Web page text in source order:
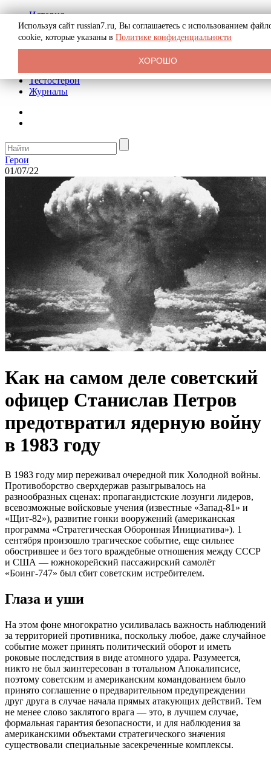
История
Биография
Криминал
Реклама на сайте
Тестостерон
Журналы
Герои
01/07/22
Как на самом деле советский
офицер Станислав Петров
предотвратил ядерную войну
в 1983 году
В 1983 году мир переживал очередной пик Холодной войны.
Противоборство сверхдержав разыгрывалось на
разнообразных сценах: пропагандистские лозунги лидеров,
всевозможные войсковые учения (известные «Запад-81» и
«Щит-82»), развитие гонки вооружений (американская
программа «Стратегическая Оборонная Инициатива»). 1
сентября произошло трагическое событие, еще сильнее
обострившее и без того враждебные отношения между СССР
и США — южнокорейский пассажирский самолёт
«Боинг-747» был сбит советским истребителем.
Глаза и уши
На этом фоне многократно усиливалась важность наблюдений
за территорией противника, поскольку любое, даже случайное
событие может принять политический оборот и иметь
роковые последствия в виде атомного удара. Разумеется,
никто не был заинтересован в тотальном Апокалипсисе,
поэтому советским и американским командованием было
принято соглашение о предварительном предупреждении
друг друга в случае начала прямых атакующих действий. Тем
не менее слово заклятого врага — это, в лучшем случае,
формальная гарантия безопасности, и для наблюдения за
американскими объектами стратегического значения
существовали специальные засекреченные комплексы.
Используя сайт russian7.ru, Вы соглашаетесь с использованием
cookie, которые указаны в Политике конфиденциальности
ХОРОШО